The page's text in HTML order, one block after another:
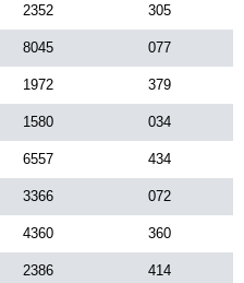
2352 305
8045 077
1972 379
1580 034
6557 434
3366 072
4360 360
2386 414